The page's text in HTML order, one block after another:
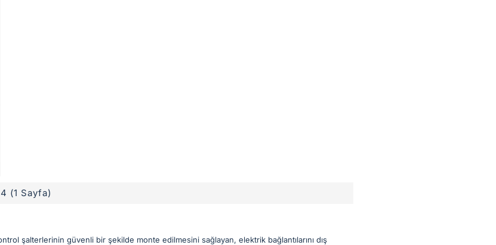
şalterlerinin güvenli bir şekilde monte edilmesini sağlayan, elektrik bağlantılarını dış
(1 Sayfa)